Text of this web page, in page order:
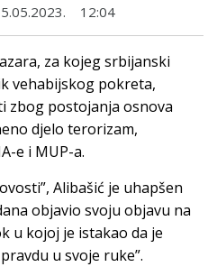
12:04
za kojeg srbijanski
vehabijskog pokreta,
zbog postojanja osnova
djelo terorizam,
e i MUP-a.
Alibašić je uhapšen
objavio svoju objavu na
u kojoj je istakao da je
u svoje ruke”.